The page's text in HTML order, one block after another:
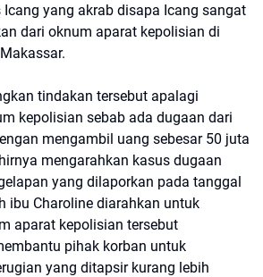
yang akrab disapa Icang sangat
dari oknum aparat kepolisian di
tindakan tersebut apalagi
kepolisian sebab ada dugaan dari
mengambil uang sebesar 50 juta
mengarahkan kasus dugaan
yang dilaporkan pada tanggal
ibu Charoline diarahkan untuk
aparat kepolisian tersebut
pihak korban untuk
yang ditapsir kurang lebih